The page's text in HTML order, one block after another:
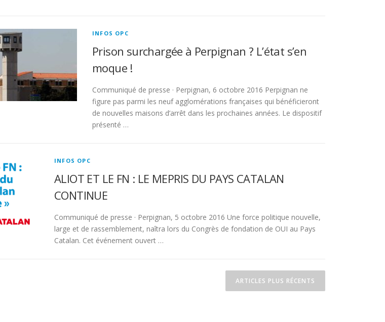
INFOS OPC
Prison surchargée à Perpignan ? L’état s’en
moque !
Communiqué de presse · Perpignan, 6 octobre 2016 Perpignan ne
figure pas parmi les neuf agglomérations françaises qui bénéficieront
de nouvelles maisons d’arrêt dans les prochaines années. Le dispositif
présenté …
INFOS OPC
ALIOT ET LE FN : LE MEPRIS DU PAYS CATALAN
CONTINUE
Communiqué de presse · Perpignan, 5 octobre 2016 Une force politique nouvelle,
large et de rassemblement, naîtra lors du Congrès de fondation de OUI au Pays
Catalan. Cet événement ouvert …
ARTICLES PLUS RÉCENTS